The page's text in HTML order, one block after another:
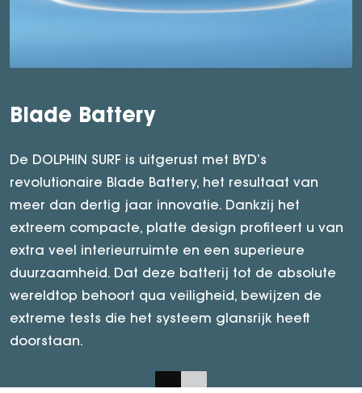
Blade Battery
De DOLPHIN SURF is uitgerust met BYD’s
revolutionaire Blade Battery, het resultaat van
meer dan dertig jaar innovatie. Dankzij het
extreem compacte, platte design profiteert u van
extra veel interieurruimte en een superieure
duurzaamheid. Dat deze batterij tot de absolute
wereldtop behoort qua veiligheid, bewijzen de
extreme tests die het systeem glansrijk heeft
doorstaan.
8-in-1 aandrijflijn
Het absolute meesterwerk onder de motorkap is ’s
werelds eerste in serie geproduceerde 8-in-1
elektrische aandrijflijn. Door alle essentiële
componenten naadloos te integreren in één
compacte module, wordt elke centimeter
optimaal benut. Het directe resultaat? Een
uitzonderlijk hoge efficiëntie en merkbaar meer
binnenruimte voor u en uw passagiers.